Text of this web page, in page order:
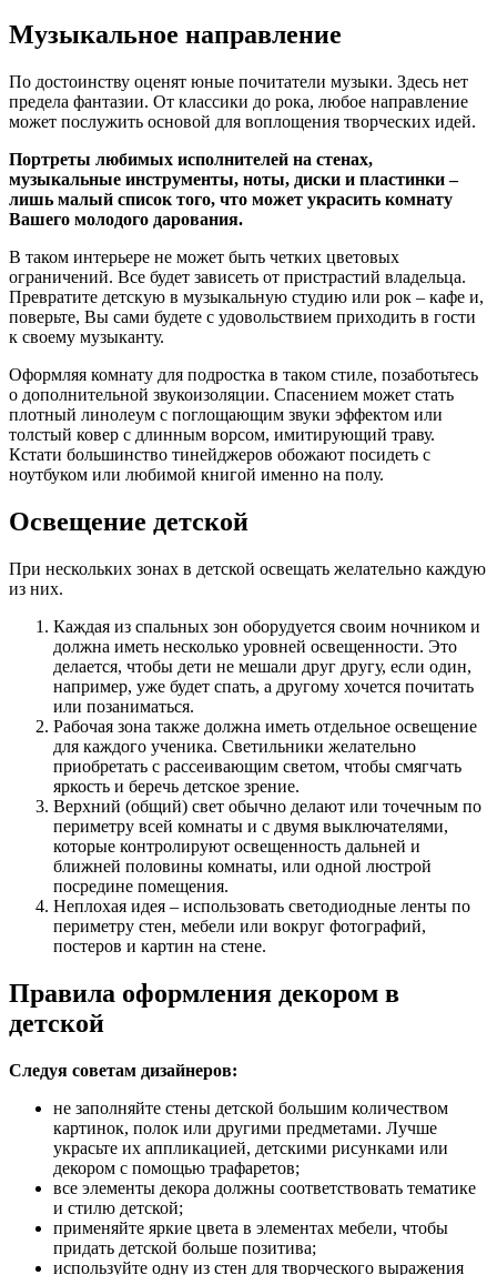
Музыкальное направление
По достоинству оценят юные почитатели музыки. Здесь нет
предела фантазии. От классики до рока, любое направление
может послужить основой для воплощения творческих идей.
Портреты любимых исполнителей на стенах,
музыкальные инструменты, ноты, диски и пластинки –
лишь малый список того, что может украсить комнату
Вашего молодого дарования.
В таком интерьере не может быть четких цветовых
ограничений. Все будет зависеть от пристрастий владельца.
Превратите детскую в музыкальную студию или рок – кафе и,
поверьте, Вы сами будете с удовольствием приходить в гости
к своему музыканту.
Оформляя комнату для подростка в таком стиле, позаботьтесь
о дополнительной звукоизоляции. Спасением может стать
плотный линолеум с поглощающим звуки эффектом или
толстый ковер с длинным ворсом, имитирующий траву.
Кстати большинство тинейджеров обожают посидеть с
ноутбуком или любимой книгой именно на полу.
Освещение детской
При нескольких зонах в детской освещать желательно каждую
из них.
Каждая из спальных зон оборудуется своим ночником и
должна иметь несколько уровней освещенности. Это
делается, чтобы дети не мешали друг другу, если один,
например, уже будет спать, а другому хочется почитать
или позаниматься.
Рабочая зона также должна иметь отдельное освещение
для каждого ученика. Светильники желательно
приобретать с рассеивающим светом, чтобы смягчать
яркость и беречь детское зрение.
Верхний (общий) свет обычно делают или точечным по
периметру всей комнаты и с двумя выключателями,
которые контролируют освещенность дальней и
ближней половины комнаты, или одной люстрой
посредине помещения.
Неплохая идея – использовать светодиодные ленты по
периметру стен, мебели или вокруг фотографий,
постеров и картин на стене.
Правила оформления декором в
детской
Следуя советам дизайнеров:
не заполняйте стены детской большим количеством
картинок, полок или другими предметами. Лучше
украсьте их аппликацией, детскими рисунками или
декором с помощью трафаретов;
все элементы декора должны соответствовать тематике
и стилю детской;
применяйте яркие цвета в элементах мебели, чтобы
придать детской больше позитива;
используйте одну из стен для творческого выражения